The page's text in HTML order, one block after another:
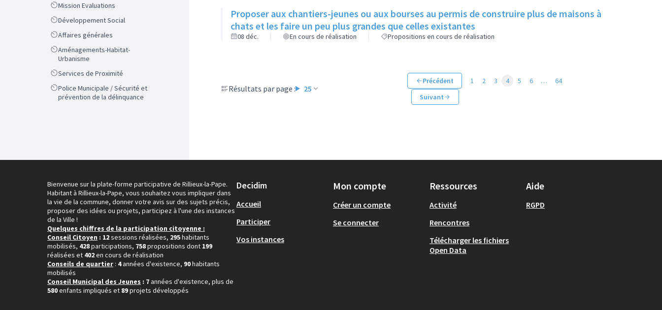
ScopeMission Evaluations
ScopeDéveloppement Social
ScopeAffaires générales
Scope
Aménagements-Habitat-
Urbanisme
ScopeServices de Proximité
Scope
Police Municipale / Sécurité et
prévention de la délinquance
Proposer aux chantiers-jeunes ou aux bourses au permis de construire plus de maisons à
chats et les faire un peu plus grandes que celles existantes
08 déc. En cours de réalisation Propositions en cours de réalisation
Résultats par page : 25
Précédent 1 2 3 4 5 6 …
64
Suivant
Bienvenue sur la plate-forme participative de Rillieux-la-Pape.
Habitant à Rillieux-la-Pape, vous souhaitez vous impliquer dans
la vie de la commune, donner votre avis sur des sujets précis,
proposer des idées ou projets, participez à l'une des instances
de la Ville !
Quelques chiffres de la participation citoyenne :
Conseil Citoyen : 12sessions réalisées, 295habitants
mobilisés, 428participations, 758propositions dont 199
réalisées et 402en cours de réalisation
Conseils de quartier : 4années d'existence, 90habitants
mobilisés
Conseil Municipal des Jeunes : 7années d'existence, plus de
580enfants impliqués et 89projets développés
Decidim
Accueil
Participer
Vos instances
Mon compte
Créer un compte
Se connecter
Ressources
Activité
Rencontres
Télécharger les fichiers
Open Data
Aide
RGPD